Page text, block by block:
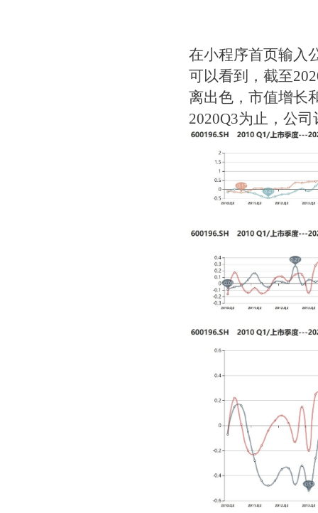
在小程序首页输入
可以看到，截至
离出色，市值增长
2020Q3为止，公